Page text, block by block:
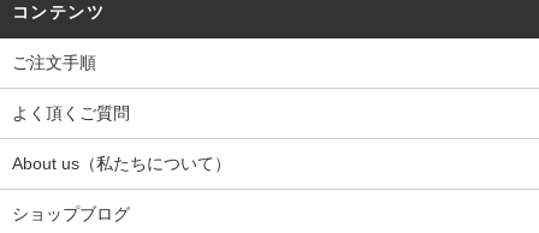
コンテンツ
ご注文手順
よく頂くご質問
About us（私たちについて）
ショップブログ